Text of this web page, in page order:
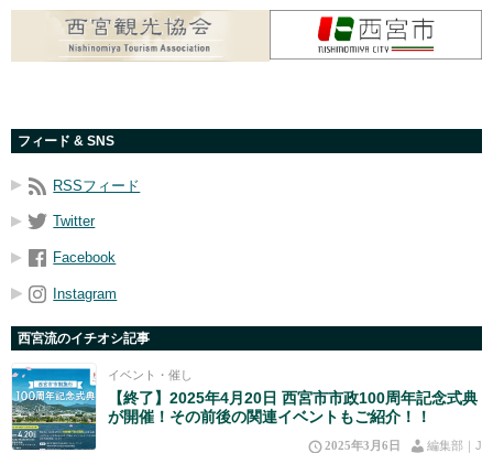
フィード & SNS
RSSフィード
Twitter
Facebook
Instagram
西宮流のイチオシ記事
イベント・催し
【終了】2025年4月20日 西宮市市政100周年記念式典
が開催！その前後の関連イベントもご紹介！！
2025年3月6日 編集部｜J